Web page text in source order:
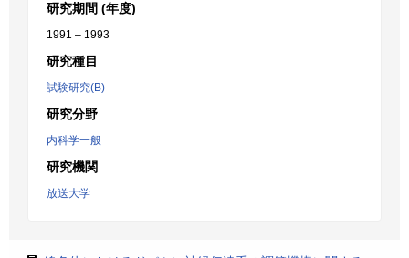
研究期間 (年度)
1991 – 1993
研究種目
試験研究(B)
研究分野
内科学一般
研究機関
放送大学